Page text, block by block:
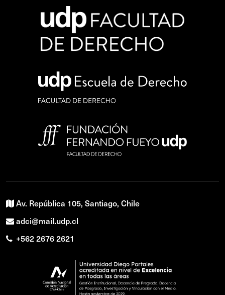
Av. República 105, Santiago, Chile
adci@mail.udp.cl
+562 2676 2621